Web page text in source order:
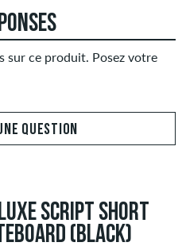
sur ce produit. Posez votre
QUESTION
SCRIPT SHORT
(BLACK)